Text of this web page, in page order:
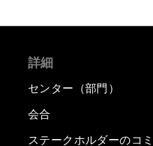
詳細
センター（部門）
会合
ステークホルダーのコ